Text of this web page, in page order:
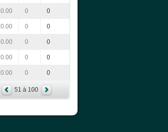
0.00 0 0
0.00 0 0
0.00 0 0
0.00 0 0
0.00 0 0
51 à 100